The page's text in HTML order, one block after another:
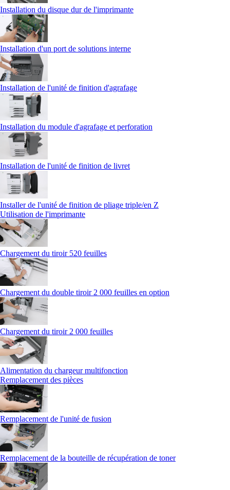
Installation du disque dur de l'imprimante
Installation d'un port de solutions interne
Installation de l'unité de finition d'agrafage
Installation du module d'agrafage et perforation
Installation de l'unité de finition de livret
Installer de l'unité de finition de pliage triple/en Z
Utilisation de l'imprimante
Chargement du tiroir 520 feuilles
Chargement du double tiroir 2 000 feuilles en option
Chargement du tiroir 2 000 feuilles
Alimentation du chargeur multifonction
Remplacement des pièces
Remplacement de l'unité de fusion
Remplacement de la bouteille de récupération de toner